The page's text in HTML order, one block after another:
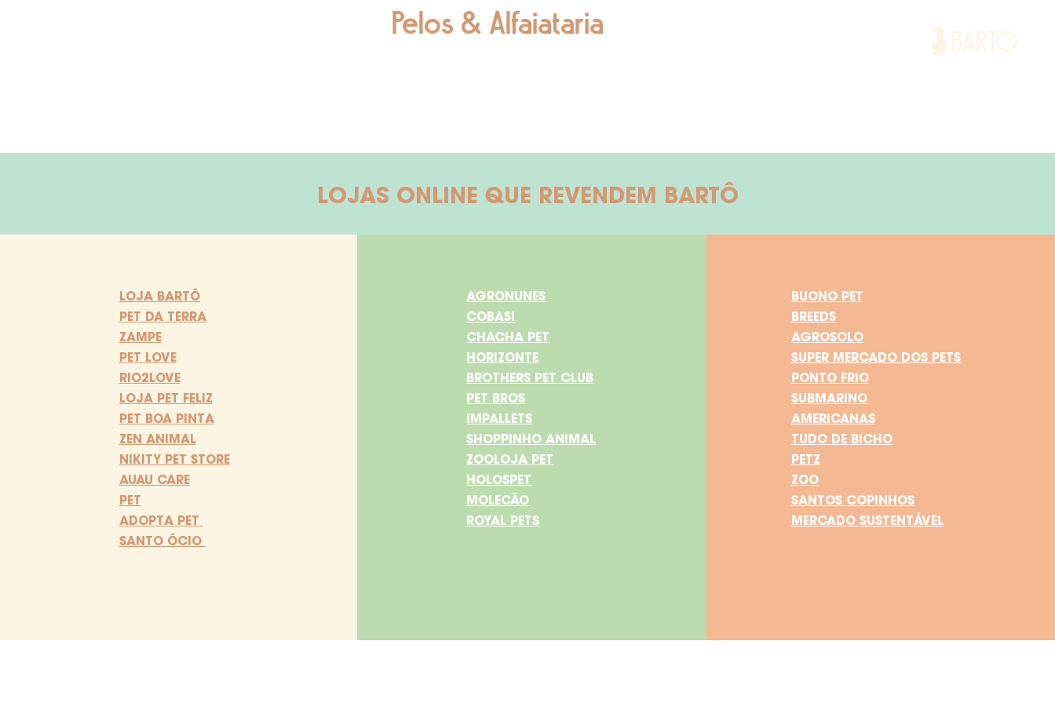
Pelos & Alfaiataria
LOJAS ONLINE QUE REVENDEM BARTÔ
LOJA BARTÔ
PET DA TERRA
ZAMPE
PET LOVE
RIO2LOVE
LOJA PET FELIZ
PET BOA PINTA
ZEN ANIMAL
NIKITY PET STORE
AUAU CARE
PET
ADOPTA PET
SANTO ÓCIO
AGRONUNES
COBASI
CHACHA PET
HORIZONTE
BROTHERS PET CLUB
PET BROS
IMPALLETS
SHOPPINHO ANIMAL
ZOOLOJA PET
HOLOSPET
MOLECÃO
ROYAL PETS
BUONO PET
BREEDS
AGROSOLO
SUPER MERCADO DOS PETS
PONTO FRIO
SUBMARINO
AMERICANAS
TUDO DE BICHO
PETZ
ZOO
SANTOS COPINHOS
MERCADO SUSTENTÁVEL